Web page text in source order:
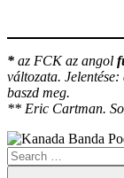
* az FCK az angol
változata.
baszd meg.
** Eric Cartman.
Search
for: